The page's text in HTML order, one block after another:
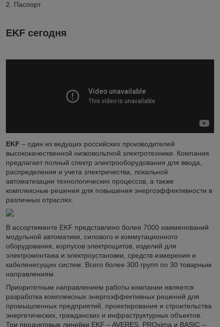
2. Паспорт
EKF сегодня
EKF – один из ведущих российских производителей
высококачественной низковольтной электротехники. Компания
предлагает полный спектр электрооборудования для ввода,
распределения и учета электричества, локальной
автоматизации технологических процессов, а также
комплексные решения для повышения энергоэффективности в
различных отраслях.
В ассортименте EKF представлено более 7000 наименований
модульной автоматики, силового и коммутационного
оборудования, корпусов электрощитов, изделий для
электромонтажа и электроустановки, средств измерения и
кабеленесущих систем. Всего более 300 групп по 30 товарным
направлениям.
Приоритетным направлением работы компании является
разработка комплексных энергоэффективных решений для
промышленных предприятий, проектирования и строительства
энергетических, гражданских и инфраструктурных объектов.
Три продуктовые линейки EKF – AVERES, PROxima и BASIC –